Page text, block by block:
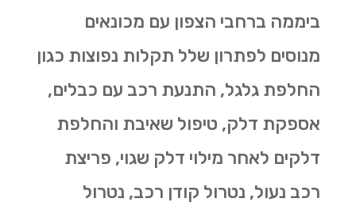
ביממה ברחבי הצפון עם מכונאים
מנוסים לפתרון שלל תקלות נפוצות כגון
החלפת גלגל, התנעת רכב עם כבלים,
אספקת דלק, טיפול שאיבת והחלפת
דלקים לאחר מילוי דלק שגוי, פריצת
רכב נעול, נטרול קודן רכב, נטרול